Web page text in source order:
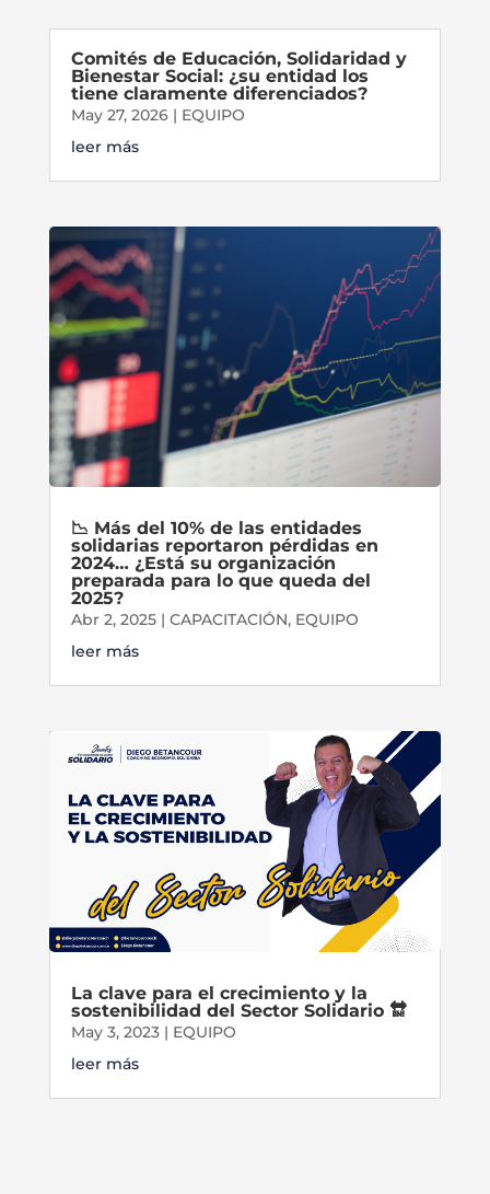
Comités de Educación, Solidaridad y
Bienestar Social: ¿su entidad los
tiene claramente diferenciados?
May 27, 2026| EQUIPO
leer más
📉 Más del 10% de las entidades
solidarias reportaron pérdidas en
2024… ¿Está su organización
preparada para lo que queda del
2025?
Abr 2, 2025| CAPACITACIÓN, EQUIPO
leer más
La clave para el crecimiento y la
sostenibilidad del Sector Solidario 🔛
May 3, 2023| EQUIPO
leer más